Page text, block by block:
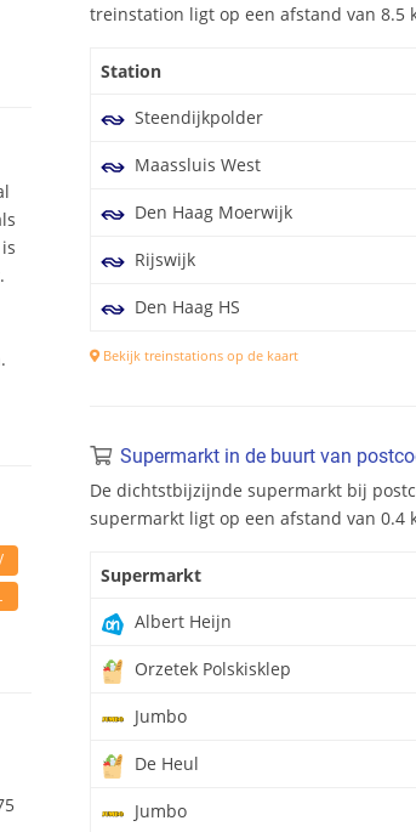
treinstation ligt op een afstand van 8.5
Station
Steendijkpolder
Maassluis West
Den Haag Moerwijk
Rijswijk
Den Haag HS
Bekijk treinstations op de kaart
Supermarkt in de buurt van
De dichtstbijzijnde supermarkt bij
supermarkt ligt op een afstand van 0.4
Supermarkt
Albert Heijn
Orzetek Polskisklep
Jumbo
De Heul
Jumbo